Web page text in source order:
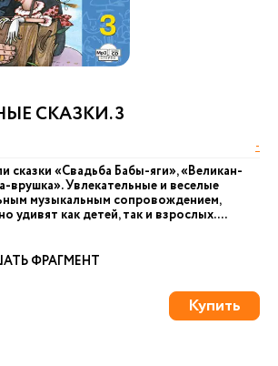
СКАЗКИ. 3
-
сказки «Свадьба Бабы-яги», «Великан-
врушка». Увлекательные и веселые
музыкальным сопровождением,
удивят как детей, так и взрослых. ...
ФРАГМЕНТ
Купить